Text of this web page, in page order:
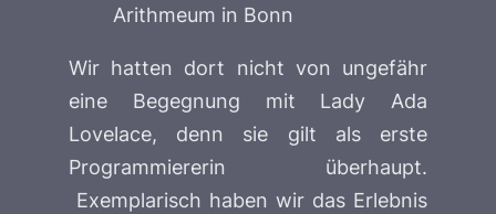
Arithmeum in Bonn
Wir hatten dort nicht von ungefähr
eine Begegnung mit Lady Ada
Lovelace, denn sie gilt als erste
Programmiererin überhaupt.
Exemplarisch haben wir das Erlebnis